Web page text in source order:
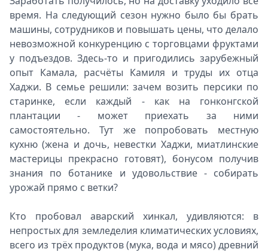
время. На следующий сезон нужно было бы брать
машины, сотрудников и повышать цены, что делало
невозможной конкуренцию с торговцами фруктами
у подъездов. Здесь-то и пригодились зарубежный
опыт Камала, расчёты Камиля и труды их отца
Хаджи. В семье решили: зачем возить персики по
старинке, если каждый - как на гонконгской
плантации - может приехать за ними
самостоятельно. Тут же попробовать местную
кухню (жена и дочь, невестки Хаджи, миатлинские
мастерицы прекрасно готовят), бонусом получив
знания по ботанике и удовольствие - собирать
урожай прямо с ветки?
Кто пробовал аварский хинкал, удивляются: в
непростых для земледелия климатических условиях,
всего из трёх продуктов (мука, вода и мясо) древний